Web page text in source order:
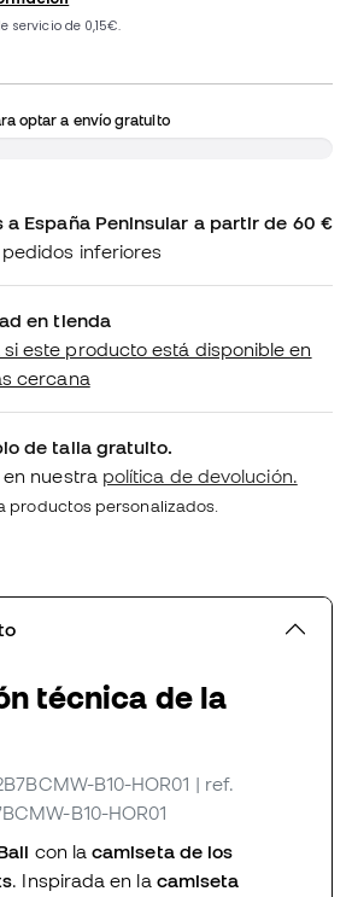
optar a envío gratuito
a España Peninsular a partir de 60 €
inferiores
en tienda
este producto está disponible en
cercana
de talla gratuito.
nuestra política de devolución.
productos personalizados.
técnica de la
B10-HOR01 | ref.
B10-HOR01
con lacamiseta de los
. Inspirada en la camiseta